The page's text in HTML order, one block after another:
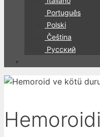
Português
Polski
Čeština
Русский